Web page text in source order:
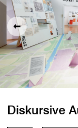
Diskursive